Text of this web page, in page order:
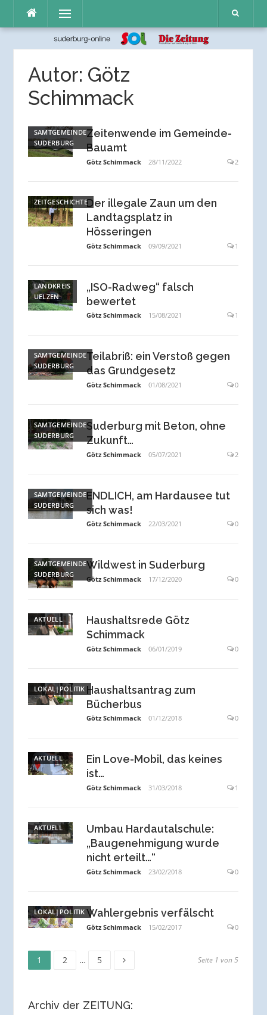
Inhalt
Menü
Autor: Götz
Schimmack
SAMTGEMEINDE
SUDERBURG
Zeitenwende im Gemeinde-
Bauamt
Götz Schimmack 28/11/2022 2
ZEITGESCHICHTEDer illegale Zaun um den
Landtagsplatz in
Hösseringen
Götz Schimmack 09/09/2021 1
LANDKREIS
UELZEN
„ISO-Radweg“ falsch
bewertet
Götz Schimmack 15/08/2021 1
SAMTGEMEINDE
SUDERBURG
Teilabriß: ein Verstoß gegen
das Grundgesetz
Götz Schimmack 01/08/2021 0
SAMTGEMEINDE
SUDERBURG
Suderburg mit Beton, ohne
Zukunft…
Götz Schimmack 05/07/2021 2
SAMTGEMEINDE
SUDERBURG
ENDLICH, am Hardausee tut
sich was!
Götz Schimmack 22/03/2021 0
SAMTGEMEINDE
SUDERBURG
Wildwest in Suderburg
Götz Schimmack 17/12/2020 0
AKTUELL
Haushaltsrede Götz
Schimmack
Götz Schimmack 06/01/2019 0
LOKAL|POLITIK Haushaltsantrag zum
Bücherbus
Götz Schimmack 01/12/2018 0
AKTUELL
Ein Love-Mobil, das keines
ist…
Götz Schimmack 31/03/2018 1
AKTUELL
Umbau Hardautalschule:
„Baugenehmigung wurde
nicht erteilt…“
Götz Schimmack 23/02/2018 0
LOKAL|POLITIK Wahlergebnis verfälscht
Götz Schimmack 15/02/2017 0
Seitennummerierung
Seite
1 2 … 5 Seite 1 von 5
Archiv der ZEITUNG: